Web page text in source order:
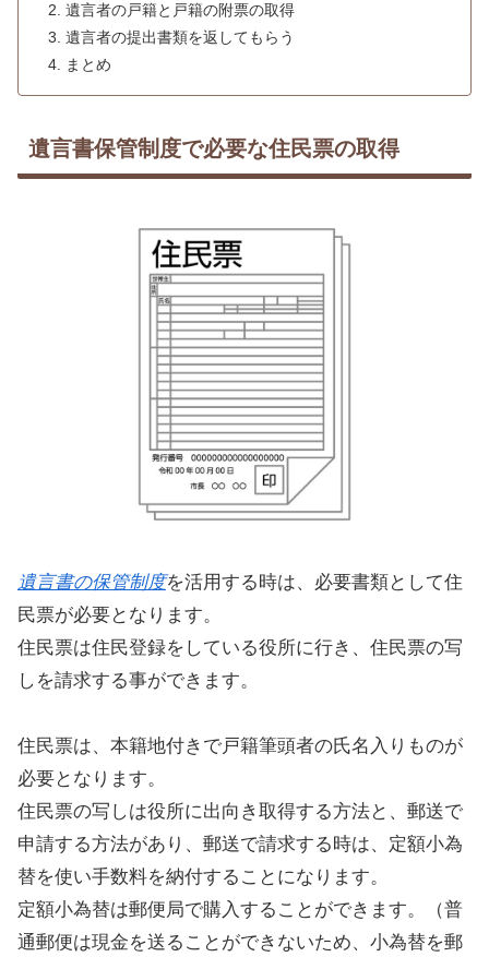
遺言者の戸籍と戸籍の附票の取得
遺言者の提出書類を返してもらう
まとめ
遺言書保管制度で必要な住民票の取得
遺言書の保管制度を活用する時は、必要書類として住
民票が必要となります。
住民票は住民登録をしている役所に行き、住民票の写
しを請求する事ができます。
住民票は、本籍地付きで戸籍筆頭者の氏名入りものが
必要となります。
住民票の写しは役所に出向き取得する方法と、郵送で
申請する方法があり、郵送で請求する時は、定額小為
替を使い手数料を納付することになります。
定額小為替は郵便局で購入することができます。（普
通郵便は現金を送ることができないため、小為替を郵